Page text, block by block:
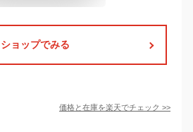
ショップでみる
価格と在庫を楽天でチェック >>